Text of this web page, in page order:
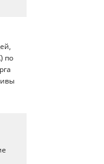
по